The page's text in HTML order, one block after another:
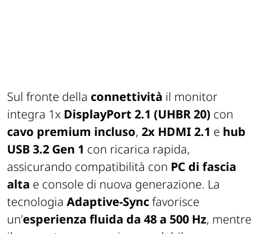
Sul fronte della connettività il monitor
integra 1x DisplayPort 2.1 (UHBR 20) con
cavo premium incluso, 2x HDMI 2.1 e hub
USB 3.2 Gen 1 con ricarica rapida,
assicurando compatibilità con PC di fascia
alta e console di nuova generazione. La
tecnologia Adaptive-Syncfavorisce
un’esperienza fluida da 48 a 500 Hz, mentre